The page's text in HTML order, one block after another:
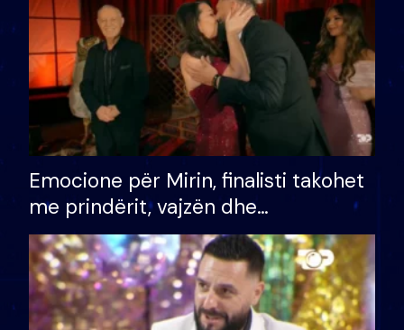
Emocione për Mirin, finalisti takohet
me prindërit, vajzën dhe
bashkëshorten: S’kemi ndonjë letër
divorci apo jo?